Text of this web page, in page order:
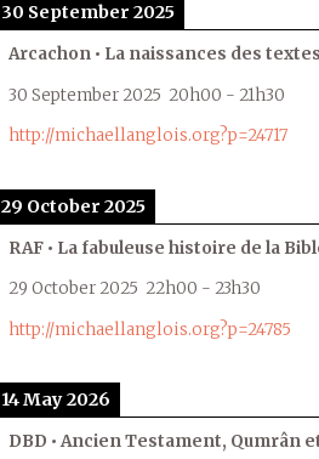
30 September 2025
Arcachon • La naissances des
30 September 2025 20h00 - 21h30
http://michaellanglois.org?p=24717
29 October 2025
RAF • La fabuleuse histoire de la
29 October 2025 22h00 - 23h30
http://michaellanglois.org?p=24785
14 May 2026
DBD • Ancien Testament, Qumrân